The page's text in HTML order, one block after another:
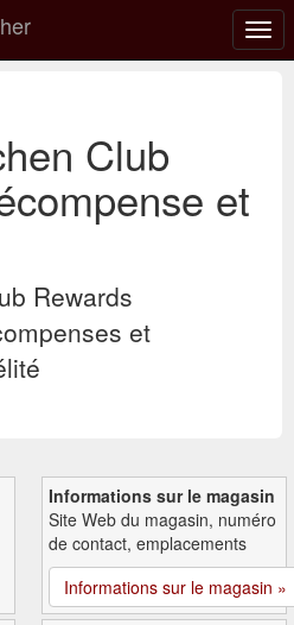
la
Club
et
Rewards
et
Informations sur le magasin
Site Web du magasin, numéro
de contact, emplacements
Informations sur le magasin »